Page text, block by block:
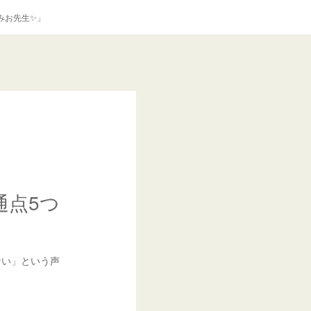
先生✨」
点5つ
」という声